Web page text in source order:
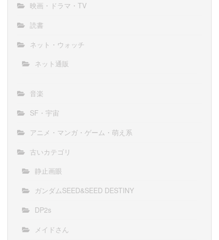
映画・ドラマ・TV
読書
ネット・ウォッチ
ネット通販
音楽
SF・宇宙
アニメ・マンガ・ゲーム・萌え系
古いカテゴリ
静止画眼
ガンダムSEED&SEED DESTINY
DP2s
メイドさん